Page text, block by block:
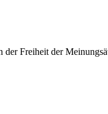
Freiheit der